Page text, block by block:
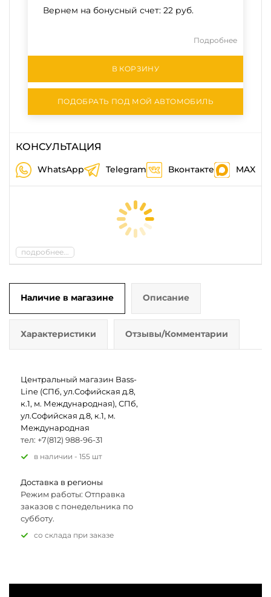
Вернем на бонусный счет: 22 руб.
Подробнее
В КОРЗИНУ
ПОДОБРАТЬ ПОД МОЙ АВТОМОБИЛЬ
КОНСУЛЬТАЦИЯ
WhatsApp Telegram Вконтакте MAX
подробнее...
Наличие в магазине Описание
Характеристики Отзывы/Комментарии
Центральный магазин Bass-
Line (СПб, ул.Софийская д.8,
к.1, м. Международная), СПб,
ул.Софийская д.8, к.1, м.
Международная
тел: +7(812) 988-96-31
В наличии - 155 шт
Доставка в регионы
Режим работы: Отправка
заказов с понедельника по
субботу.
Со склада при заказе